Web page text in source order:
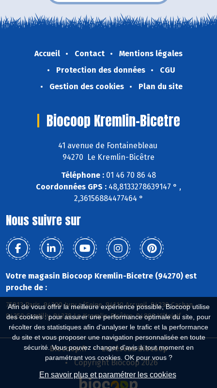
Afin de vous offrir la meilleure expérience possible, Biocoop utilise
des cookies : pour assurer une performance optimale du site, pour
récolter des statistiques afin d'analyser le trafic et la performance
du site et vous proposer une navigation personnalisée en toute
sécurité. Vous pouvez changer d'avis à tout moment en
paramétrant vos cookies. OK pour vous ?
En savoir plus et paramétrer les cookies
Accueil Contact
Mentions légales
Protection des données
CGU
Gestion des cookies
Plan du site
Biocoop Kremlin-Bicetre
41 avenue de Fontainebleau
94270 Le Kremlin-Bicêtre
Téléphone : 01 46 70 86 48
Coordonnées GPS : 48,8133278639147 ° ,
2,36156884477464 °
Nous suivre sur
Votre magasin Biocoop Kremlin-Bicetre (94270) est
proche de :
75013 Paris, 94200 Ivry s/Seine, 94110 Arcueil, 94230 Cachan,
94250 Gentilly, 94270 Le Kremlin-Bicêtre, 94800 Villejuif
Biocoop.fr
Le réseau Biocoop
Copyright Biocoop 2026